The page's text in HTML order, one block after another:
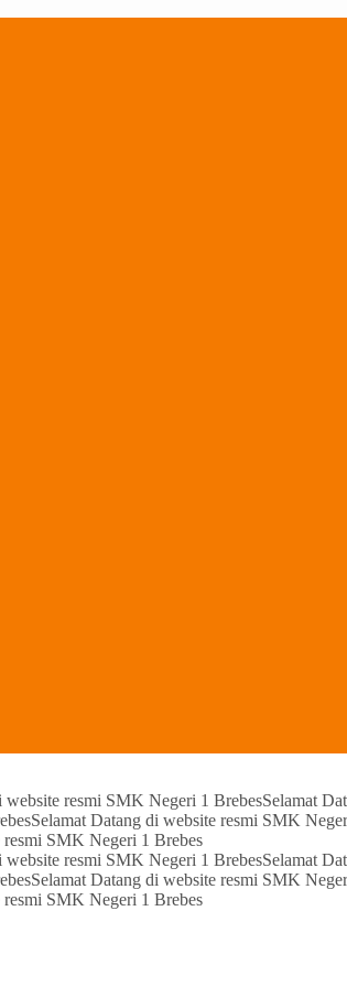
website resmi SMK Negeri 1 BrebesSelamat
Selamat Datang di website resmi SMK
resmi SMK Negeri 1 Brebes
website resmi SMK Negeri 1 BrebesSelamat
Selamat Datang di website resmi SMK
resmi SMK Negeri 1 Brebes